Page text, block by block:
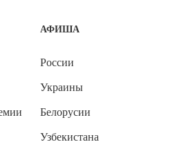
АФИША
России
Украины
Белорусии
Узбекистана